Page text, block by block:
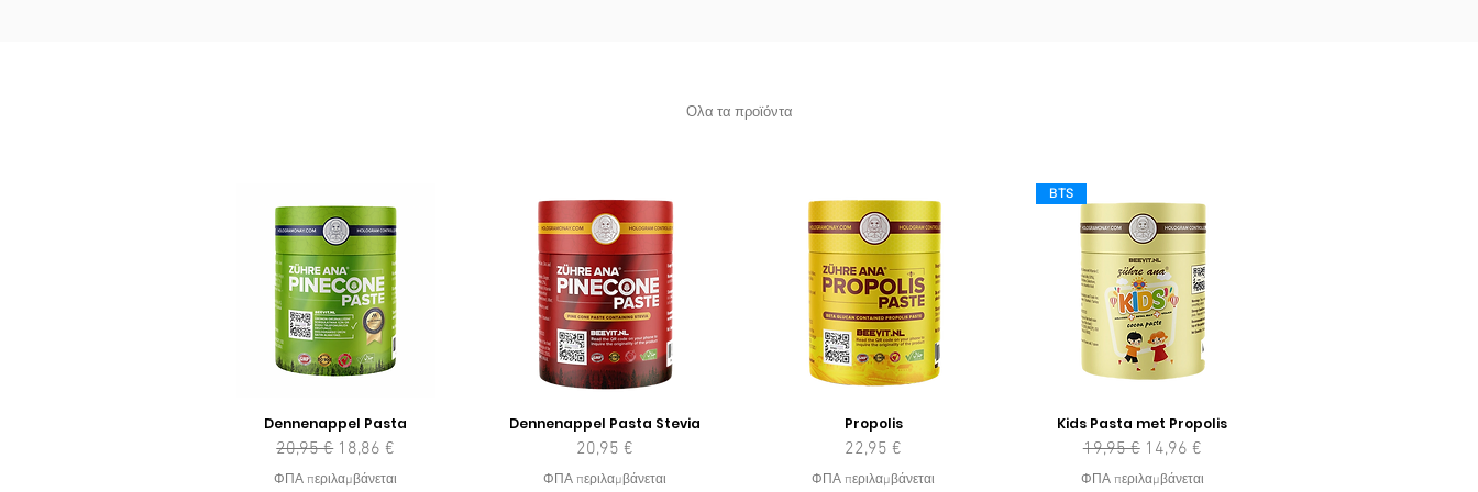
Ολα τα προϊόντα
Dennenappel Pasta
Κανονική τιμή
20,95 € Τιμή Έκπτωσης
18,86 €
ΦΠΑ περιλαμβάνεται
Dennenappel Pasta Stevia
Τιμή
20,95 €
ΦΠΑ περιλαμβάνεται
Propolis
Τιμή
22,95 €
ΦΠΑ περιλαμβάνεται
BTS
Kids Pasta met Propolis
Κανονική τιμή
19,95 € Τιμή Έκπτωσης
14,96 €
ΦΠΑ περιλαμβάνεται